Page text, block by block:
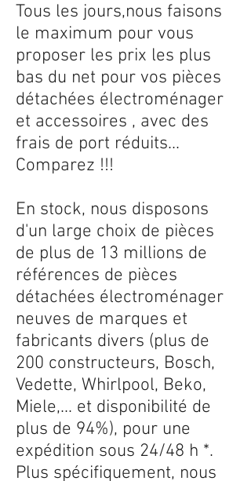
Tous les jours,nous faisons
le maximum pour vous
proposer les prix les plus
bas du net pour vos pièces
détachées électroménager
et accessoires , avec des
frais de port réduits...
Comparez !!!
En stock, nous disposons
d'un large choix de pièces
de plus de 13 millions de
références de pièces
détachées électroménager
neuves de marques et
fabricants divers (plus de
200 constructeurs, Bosch,
Vedette, Whirlpool, Beko,
Miele,... et disponibilité de
plus de 94%), pour une
expédition sous 24/48 h *.
Plus spécifiquement, nous